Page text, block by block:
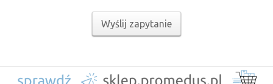
Wyślij zapytanie